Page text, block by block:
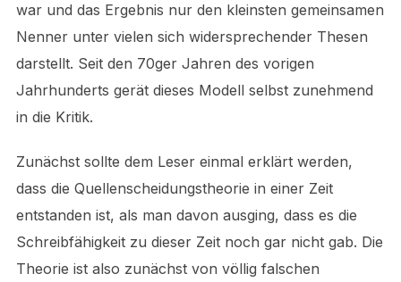
war und das Ergebnis nur den kleinsten gemeinsamen
Nenner unter vielen sich widersprechender Thesen
darstellt. Seit den 70ger Jahren des vorigen
Jahrhunderts gerät dieses Modell selbst zunehmend
in die Kritik.
Zunächst sollte dem Leser einmal erklärt werden,
dass die Quellenscheidungstheorie in einer Zeit
entstanden ist, als man davon ausging, dass es die
Schreibfähigkeit zu dieser Zeit noch gar nicht gab. Die
Theorie ist also zunächst von völlig falschen